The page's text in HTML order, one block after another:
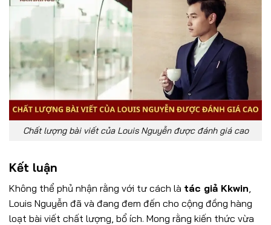
Chất lượng bài viết của Louis Nguyễn được đánh giá cao
Kết luận
Không thể phủ nhận rằng với tư cách là tác giả Kkwin
Louis Nguyễn đã và đang đem đến cho cộng đồng hàng
loạt bài viết chất lượng, bổ ích. Mong rằng kiến thức vừa